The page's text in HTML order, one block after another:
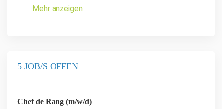
Mehr anzeigen
5 JOB/S OFFEN
Chef de Rang (m/w/d)